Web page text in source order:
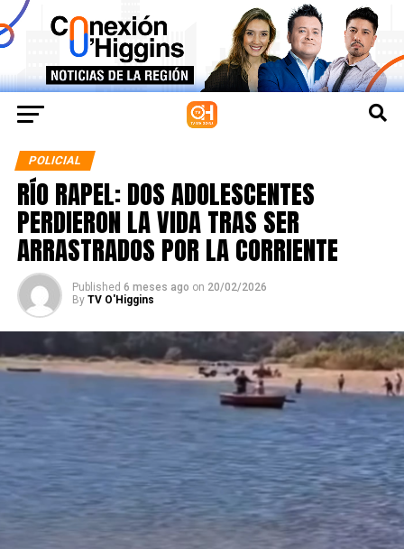
POLICIAL
RÍO RAPEL: DOS ADOLESCENTES
PERDIERON LA VIDA TRAS SER
ARRASTRADOS POR LA CORRIENTE
Published 6 meses ago on 20/02/2026
By TV O'Higgins